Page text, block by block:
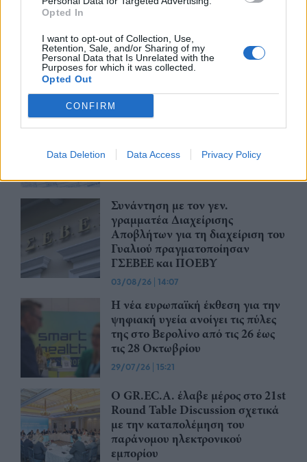
Opted In
I want to opt-out of Collection, Use,
Retention, Sale, and/or Sharing of my
Personal Data that Is Unrelated with the
Purposes for which it was collected.
Opted Out
CONFIRM
Data Deletion Data Access Privacy Policy
Οικονομική ενίσχυση και
διαγραφή χρεών στις οικογένειες
των θυμάτων από τις φωτιές
ΛΣΑ και ΒΕΑ ζητούν παράταση
για την υποχρεωτική ηλεκτρονική
μετάθεση εφαρμογής για το 2026
Συνάντηση με τον γεν.
γραμματέα Διαχείρισης
Αποβλήτων για τη διαχείριση του
Γυαλιού πραγματοποίησαν
ΓΣΕΒΕΕ και ΠΟΕΒΥ
03/08/26 | 14:07
Η νέα ευρωπαϊκή έκθεση για την
ψηφιακή υγεία ανοίγει τις πύλες
της στο Βερολίνο από τις 26 έως
τις 28 Οκτωβρίου
29/07/26 | 15:21
Ο GR.EC.A. έλαβε μέρος στο 21st
Round Table Discussion σχετικά
με την καταπολέμηση του
παράνομου ηλεκτρονικού
εμπορίου